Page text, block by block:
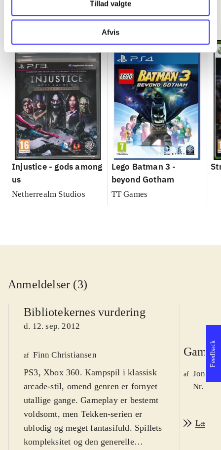
Tillad valgte
Afvis
Injustice - gods among
us
Netherrealm Studios
Lego Batman 3 -
beyond Gotham
TT Games
Anmeldelser (3)
Bibliotekernes vurdering
d. 12. sep. 2012
af Finn Christiansen
PS3, Xbox 360. Kampspil i klassisk
arcade-stil, omend genren er fornyet
utallige gange. Gameplay er bestemt
voldsomt, men Tekken-serien er
ublodig og meget fantasifuld. Spillets
kompleksitet og den generelle
Game
af Jonas
Nr.
Læs
Feedback